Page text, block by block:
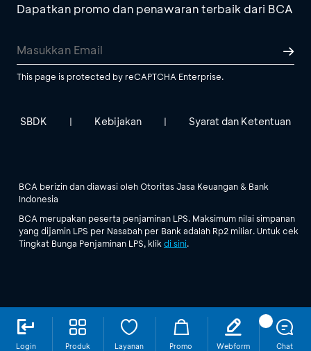
Login Produk Layanan Promo Webform Chat
Dapatkan promo dan penawaran terbaik dari BCA
This page is protected by reCAPTCHA Enterprise.
SBDK | Kebijakan | Syarat dan Ketentuan
BCA berizin dan diawasi oleh Otoritas Jasa Keuangan & Bank
Indonesia
BCA merupakan peserta penjaminan LPS. Maksimum nilai simpanan
yang dijamin LPS per Nasabah per Bank adalah Rp2 miliar. Untuk cek
Tingkat Bunga Penjaminan LPS, klik di sini.